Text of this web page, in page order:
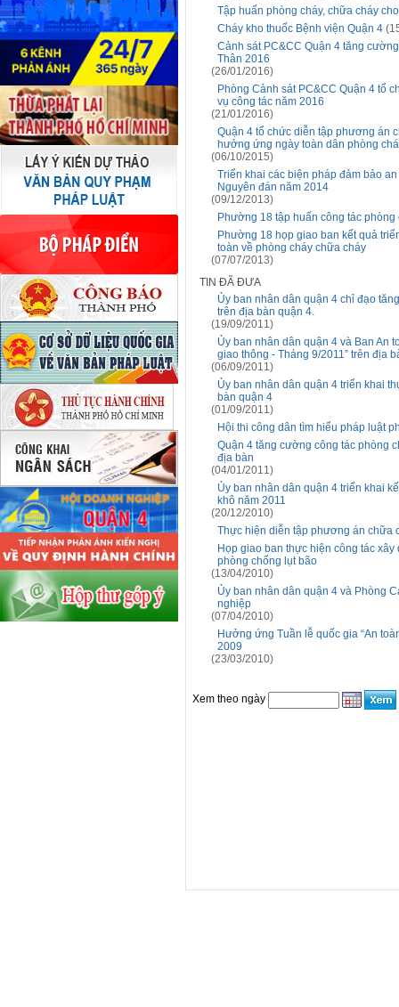
Tập huấn phòng cháy, chữa cháy
Cháy kho thuốc Bệnh viện Quận 4
Cảnh sát PC&CC Quận 4 tăng
Thân 2016
(26/01/2016)
Phòng Cảnh sát PC&CC Quận 4 tổ
vụ công tác năm 2016
(21/01/2016)
Quận 4 tổ chức diễn tập phương án
hưởng ứng ngày toàn dân phòng
(06/10/2015)
Triển khai các biện pháp đảm bảo
Nguyên đán năm 2014
(09/12/2013)
Phường 18 tập huấn công tác
Phường 18 họp giao ban kết quả
toàn về phòng cháy chữa cháy
(07/07/2013)
TIN ĐÃ ĐƯA
Ủy ban nhân dân quận 4 chỉ đạo
trên địa bàn quận 4.
(19/09/2011)
Ủy ban nhân dân quận 4 và Ban An
giao thông - Tháng 9/2011” trên địa
(06/09/2011)
Ủy ban nhân dân quận 4 triển khai
bàn quận 4
(01/09/2011)
Hội thi công dân tìm hiểu pháp luật
Quận 4 tăng cường công tác phòng
địa bàn
(04/01/2011)
Ủy ban nhân dân quận 4 triển khai
khô năm 2011
(20/12/2010)
Thực hiện diễn tập phương án chữa
Họp giao ban thực hiện công tác
phòng chống lụt bão
(13/04/2010)
Ủy ban nhân dân quận 4 và Phòng
nghiệp
(07/04/2010)
Hưởng ứng Tuần lễ quốc gia “An
2009
(23/03/2010)
Xem theo ngày